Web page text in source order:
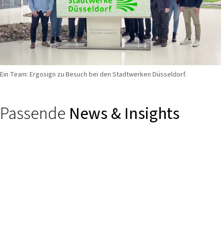
Ein Team: Ergosign zu Besuch bei den Stadtwerken Düsseldorf.
Passende News & Insights